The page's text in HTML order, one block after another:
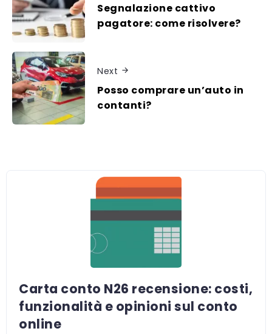
Segnalazione cattivo
pagatore: come risolvere?
Next
Posso comprare un’auto in
contanti?
Carta conto N26 recensione: costi,
funzionalità e opinioni sul conto
online